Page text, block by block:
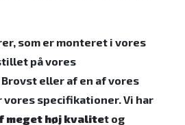
som er monteret i vores
på vores
eller af en af vores
specifikationer. Vi har
meget høj kvalitet og